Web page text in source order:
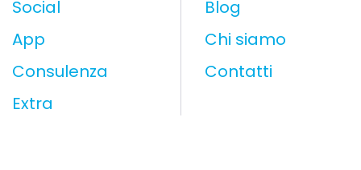
Social
App
Consulenza
Extra
Blog
Chi siamo
Contatti